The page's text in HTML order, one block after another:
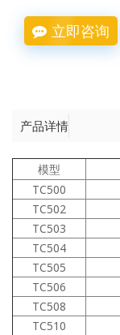
立即咨询
产品详情
模型
TC500
TC502
TC503
TC504
TC505
TC506
TC508
TC510